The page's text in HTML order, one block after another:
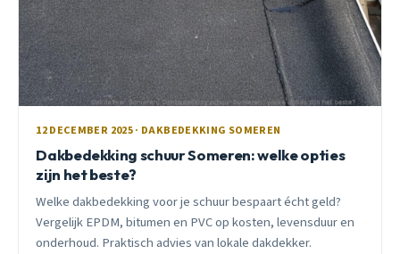
12 DECEMBER 2025 · DAKBEDEKKING SOMEREN
Dakbedekking schuur Someren: welke opties
zijn het beste?
Welke dakbedekking voor je schuur bespaart écht geld?
Vergelijk EPDM, bitumen en PVC op kosten, levensduur en
onderhoud. Praktisch advies van lokale dakdekker.